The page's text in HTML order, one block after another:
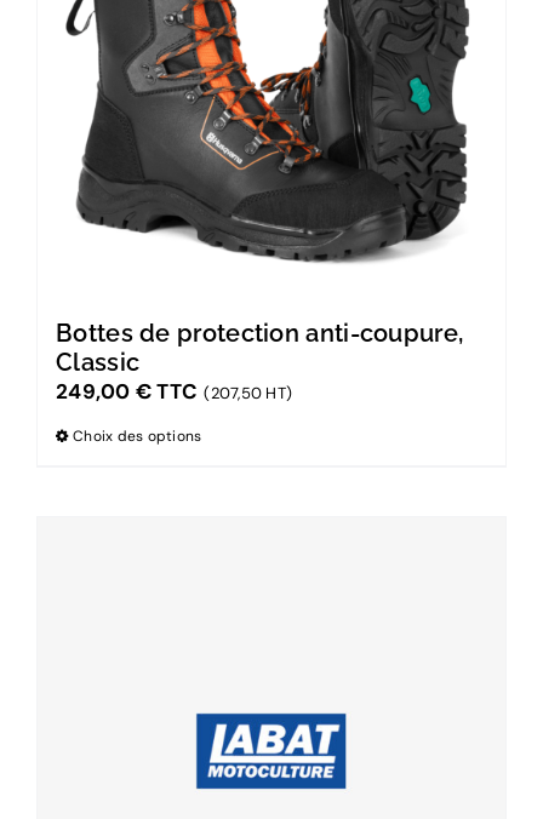
Bottes de protection anti-coupure,
Classic
249,00 €TTC (207,50 HT)
Choix des options